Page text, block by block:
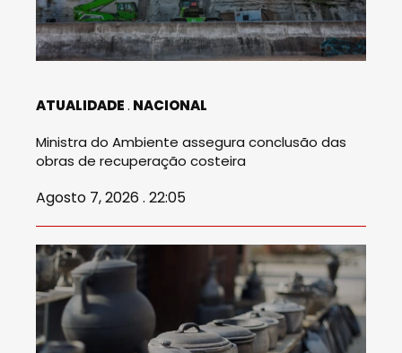
ATUALIDADE NACIONAL
Ministra do Ambiente assegura conclusão das
obras de recuperação costeira
Agosto 7, 2026 . 22:05